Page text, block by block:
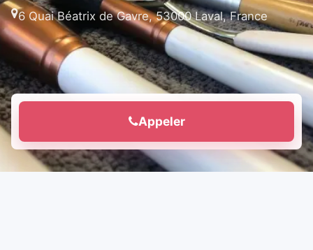
6 Quai Béatrix de Gavre, 53000 Laval, France
Appeler